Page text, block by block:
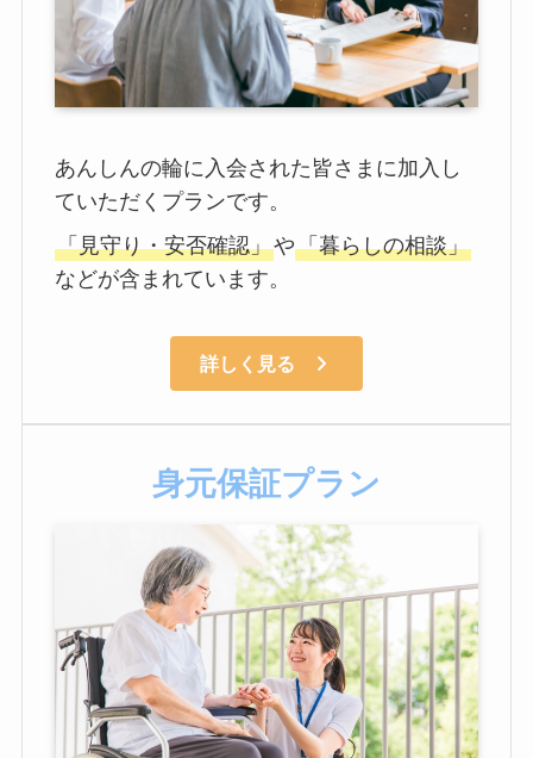
あんしんの輪に入会された皆さまに加入し
ていただくプランです。
「見守り・安否確認」や「暮らしの相談」
などが含まれています。
詳しく見る
身元保証プラン